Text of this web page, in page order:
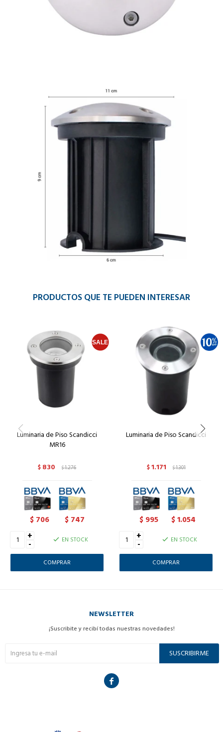
PRODUCTOS QUE TE PUEDEN INTERESAR
Luminaria de Piso Scandicci
MR16
$ 830 $1.276
$ 706 $ 747
+
- EN STOCK
Luminaria de Piso Scandicci
$1.171 $1.301
$ 995 $1.054
+
- EN STOCK
NEWSLETTER
¡Suscribite y recibí todas nuestras novedades!
SUSCRIBIRME
